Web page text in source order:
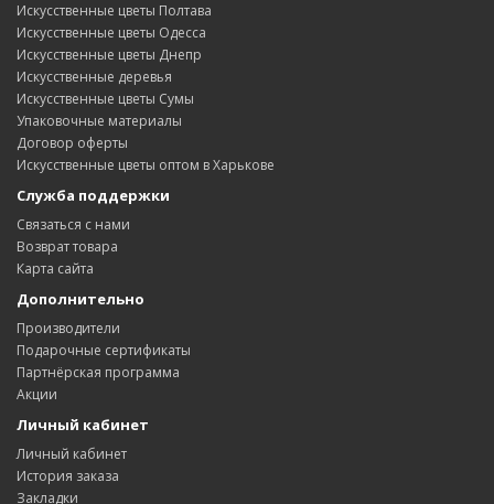
Искусственные цветы Полтава
Искусственные цветы Одесса
Искусственные цветы Днепр
Искусственные деревья
Искусственные цветы Сумы
Упаковочные материалы
Договор оферты
Искусственные цветы оптом в Харькове
Служба поддержки
Связаться с нами
Возврат товара
Карта сайта
Дополнительно
Производители
Подарочные сертификаты
Партнёрская программа
Акции
Личный кабинет
Личный кабинет
История заказа
Закладки